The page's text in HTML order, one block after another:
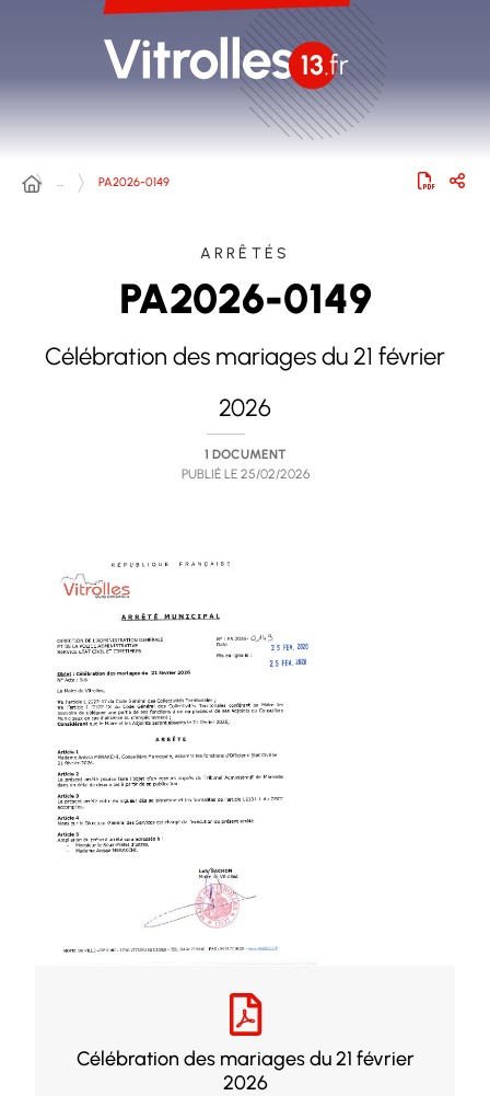
… PA2026-0149
ARRÊTÉS
PA2026-0149
Célébration des mariages du 21 février
2026
1 DOCUMENT
PUBLIÉ LE 25/02/2026
Célébration des mariages du 21 février
2026